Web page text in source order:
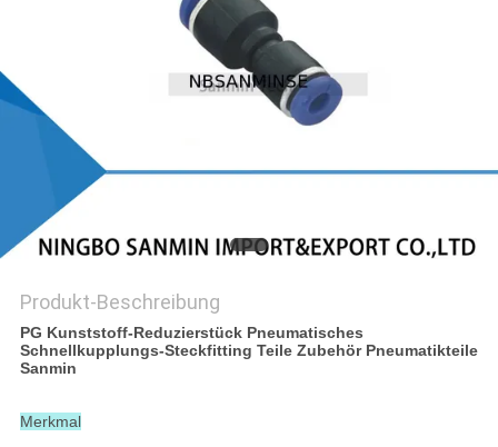
DATENSCHUTZERKLÄRUNG
Produkt-Beschreibung
PG Kunststoff-Reduzierstück Pneumatisches
Schnellkupplungs-Steckfitting Teile Zubehör Pneumatikteile
Sanmin
Merkmal